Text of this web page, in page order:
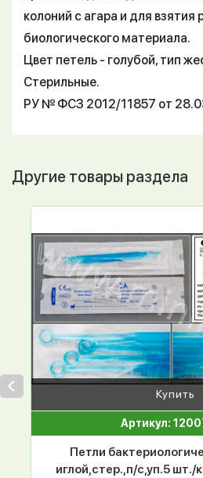
колоний с агара и для взятия
биологического материала.
Цвет петель - голубой, тип
Стерильные.
РУ № ФСЗ 2012/11857 от
Другие товары раздела
Купить
Артикул:
Петли
иглой,стер.,п/с,уп.5 шт./